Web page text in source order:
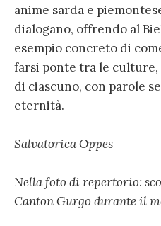
anime sarda e
dialogano, offrendo al
esempio concreto di
farsi ponte tra le
di ciascuno, con parole
eternità.
Salvatorica Oppes
Nella foto di repertorio:
Canton Gurgo durante il